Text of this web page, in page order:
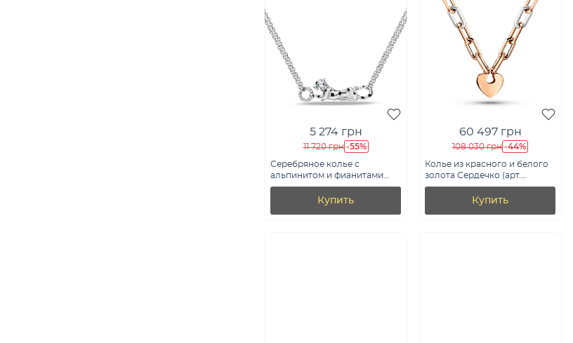
5 274 грн
11 720 грн -55%
Серебряное колье с
альпинитом и фианитами
(арт. 7507/1888еч)
Купить
60 497 грн
108 030 грн -44%
Колье из красного и белого
золота Сердечко (арт.
352440кб)
Купить